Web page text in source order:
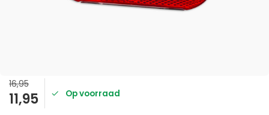
16,95
11,95 Op voorraad